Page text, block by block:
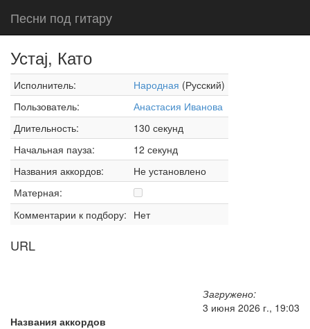
Песни под гитару
Устај, Като
Исполнитель: Народная (Русский)
Пользователь:
Анастасия Иванова
Длительность:
130 секунд
Начальная пауза:
12 секунд
Названия аккордов:
Не установлено
Матерная:
Комментарии к подбору: Нет
URL
Загружено:
3 июня 2026 г., 19:03
Названия аккордов